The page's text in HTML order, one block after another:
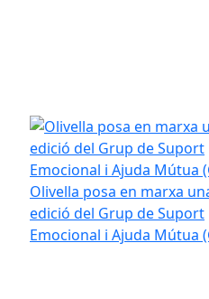
Olivella posa en marxa
Olivella posa en marxa
edició del Grup de Suport
Emocional i Ajuda Mútua